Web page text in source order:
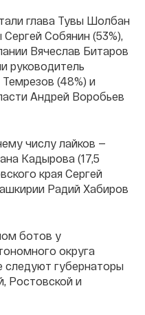
глава Тувы Шолбан
Собянин (53%),
Вячеслав Битаров
руководитель
(48%) и
Андрей Воробьев
числу лайков —
Кадырова (17,5
края Сергей
Радий Хабиров
ботов у
округа
следуют губернаторы
Ростовской и